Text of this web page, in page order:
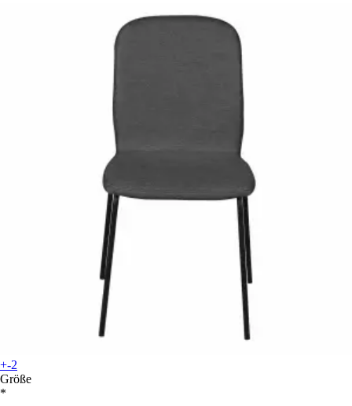
+-2
Größe
*